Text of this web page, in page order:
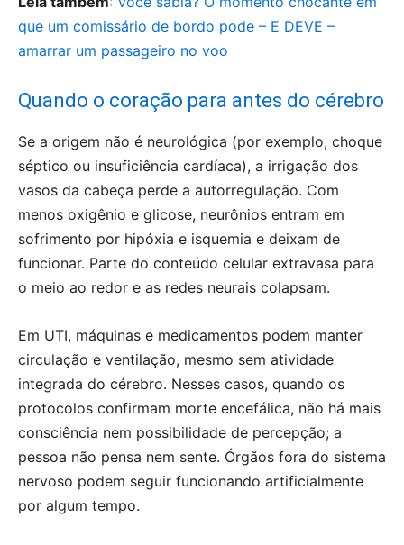
que um comissário de bordo pode – E DEVE –
amarrar um passageiro no voo
Quando o coração para antes do cérebro
Se a origem não é neurológica (por exemplo, choque
séptico ou insuficiência cardíaca), a irrigação dos
vasos da cabeça perde a autorregulação. Com
menos oxigênio e glicose, neurônios entram em
sofrimento por hipóxia e isquemia e deixam de
funcionar. Parte do conteúdo celular extravasa para
o meio ao redor e as redes neurais colapsam.
Em UTI, máquinas e medicamentos podem manter
circulação e ventilação, mesmo sem atividade
integrada do cérebro. Nesses casos, quando os
protocolos confirmam morte encefálica, não há mais
consciência nem possibilidade de percepção; a
pessoa não pensa nem sente. Órgãos fora do sistema
nervoso podem seguir funcionando artificialmente
por algum tempo.